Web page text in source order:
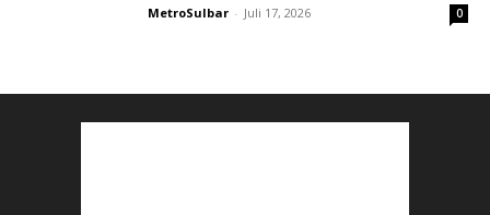
MetroSulbar - Juli 17, 2026 0